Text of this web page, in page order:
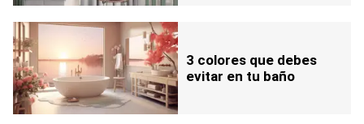
3 colores que debes
evitar en tu baño